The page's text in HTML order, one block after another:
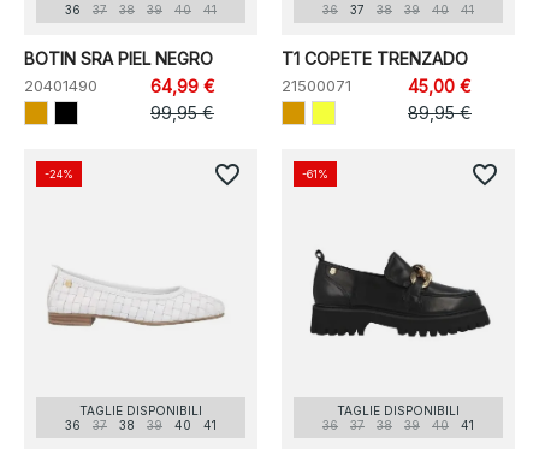
36
37 38 39 40 41
BOTIN SRA PIEL NEGRO
20401490
64,99 €
99,95 €
36
37 38 39 40 41
T1 COPETE TRENZADO
21500071
45,00 €
89,95 €
TAGLIE DISPONIBILI
36
37 38 39 40 41
-24% favorite_border
TAGLIE DISPONIBILI
36
37 38 39 40 41
-61% favorite_border